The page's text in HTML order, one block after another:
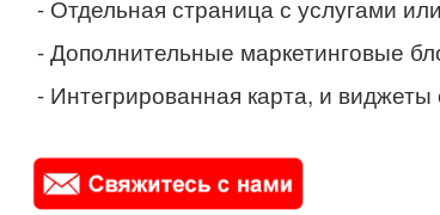
- Отдельная страница с услугами
- Дополнительные маркетинговые
- Интегрированная карта, и виджеты